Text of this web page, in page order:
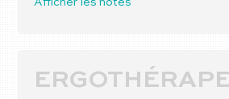
Afficher les notes